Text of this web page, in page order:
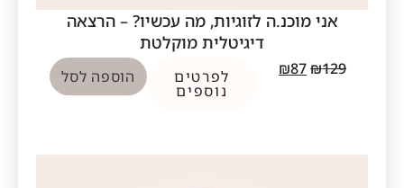
אני מוכנ.ה לזוגיות, מה עכשיו? – הרצאה
דיגיטלית מוקלטת
₪129
₪87 לפרטים
נוספים
הוספה לסל